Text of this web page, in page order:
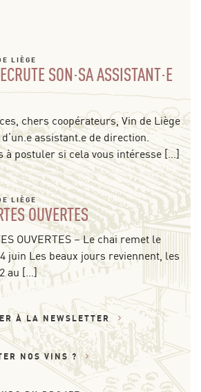
LIÈGE
SON·SA ASSISTANT·E
chers coopérateurs, Vin de Liège
assistant.e de direction.
à postuler si cela vous intéresse […]
LIÈGE
OUVERTES
OUVERTES – Le chai remet le
juin Les beaux jours reviennent, les
au […]
À LA NEWSLETTER
NOS VINS ?